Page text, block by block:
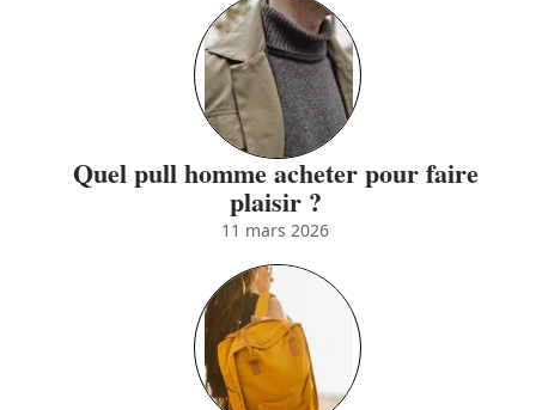
Quel pull homme acheter pour faire
plaisir ?
11 mars 2026